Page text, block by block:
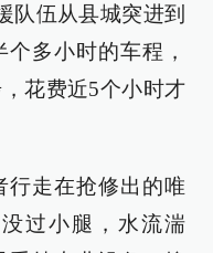
队伍从县城突进到
多小时的车程，
花费近5个小时才
行走在抢修出的唯
过小腿，水流湍